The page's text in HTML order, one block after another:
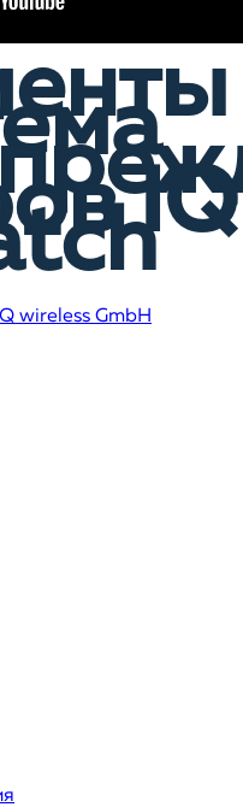
IQ
wireless GmbH